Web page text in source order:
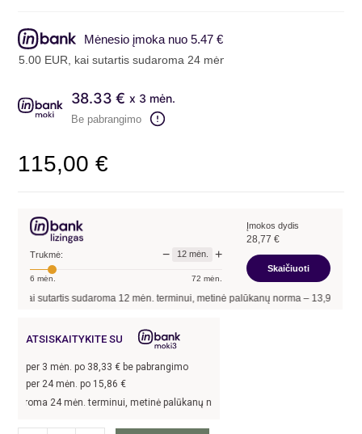
Mėnesio įmoka nuo 5.47 €
EUR, kai sutartis sudaroma 24 mėn. terminui, metinė palūkanų
38.33 € x 3 mėn.
Be pabrangimo
115,00€
Trukmė: − 12mėn. +
6 mėn. 72 mėn.
Įmokos dydis
28,77 €
Skaičiuoti
sutartis sudaroma12mėn. terminui, metinė palūkanų norma –13,90%,
ATSISKAITYKITE SU
per 3 mėn. po 38,33 € be pabrangimo
per 24 mėn. po 15,86 €
24 mėn. terminui, metinė palūkanų norma –